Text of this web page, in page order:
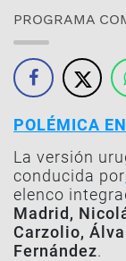
PROGRAMA
POLÉMICA
La versión
conducida por
elenco
Madrid,
Carzolio,
Fernández.